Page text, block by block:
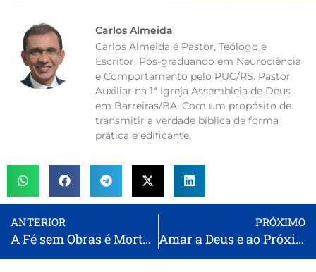
Carlos Almeida
Carlos Almeida é Pastor, Teólogo e
Escritor. Pós-graduando em Neurociência
e Comportamento pelo PUC/RS. Pastor
Auxiliar na 1ª Igreja Assembleia de Deus
em Barreiras/BA. Com um propósito de
transmitir a verdade bíblica de forma
prática e edificante.
ANTERIOR
A Fé sem Obras é Morta: Vivendo uma Fé Autêntica
PRÓXIMO
Amar a Deus e ao Próximo: A Essência da Vida Cristã